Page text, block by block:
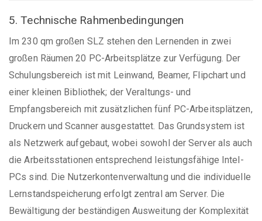
5. Technische Rahmenbedingungen
Im 230 qm großen SLZ stehen den Lernenden in zwei
großen Räumen 20 PC-Arbeitsplätze zur Verfügung. Der
Schulungsbereich ist mit Leinwand, Beamer, Flipchart und
einer kleinen Bibliothek; der Veraltungs- und
Empfangsbereich mit zusätzlichen fünf PC-Arbeitsplätzen,
Druckern und Scanner ausgestattet. Das Grundsystem ist
als Netzwerk aufgebaut, wobei sowohl der Server als auch
die Arbeitsstationen entsprechend leistungsfähige Intel-
PCs sind. Die Nutzerkontenverwaltung und die individuelle
Lernstandspeicherung erfolgt zentral am Server. Die
Bewältigung der beständigen Ausweitung der Komplexität